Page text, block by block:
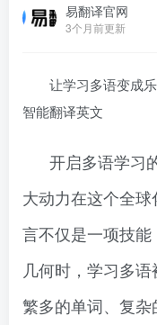
易翻译官网
3个月前更新
让学习多语变成
智能翻译英文
开启多语学习
大动力在这个全
言不仅是一项技
几何时，学习多
繁多的单词、复杂